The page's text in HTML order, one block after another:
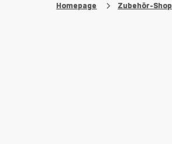
Homepage Zubehör-Shop